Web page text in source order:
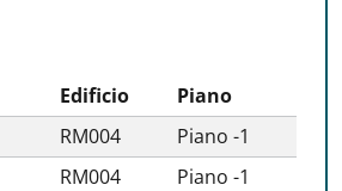
Edificio
Piano
RM004
Piano -1
RM004 Piano -1